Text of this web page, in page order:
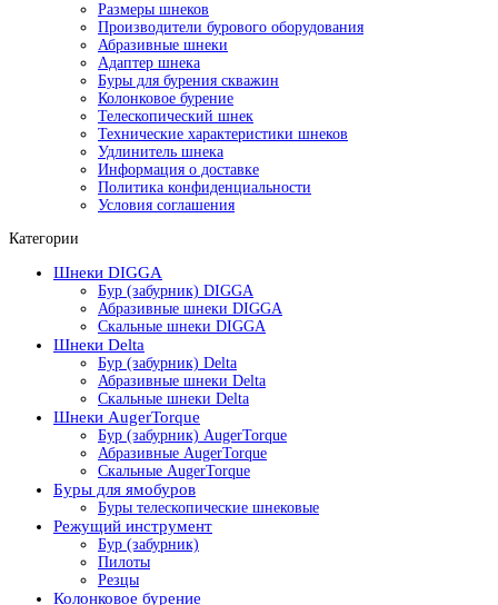
Размеры шнеков
Производители бурового оборудования
Абразивные шнеки
Адаптер шнека
Буры для бурения скважин
Колонковое бурение
Телескопический шнек
Технические характеристики шнеков
Удлинитель шнека
Информация о доставке
Политика конфиденциальности
Условия соглашения
Категории
Шнеки DIGGA
Бур (забурник) DIGGA
Абразивные шнеки DIGGA
Скальные шнеки DIGGA
Шнеки Delta
Бур (забурник) Delta
Абразивные шнеки Delta
Скальные шнеки Delta
Шнеки AugerTorque
Бур (забурник) AugerTorque
Абразивные AugerTorque
Скальные AugerTorque
Буры для ямобуров
Буры телескопические шнековые
Режущий инструмент
Бур (забурник)
Пилоты
Резцы
Колонковое бурение